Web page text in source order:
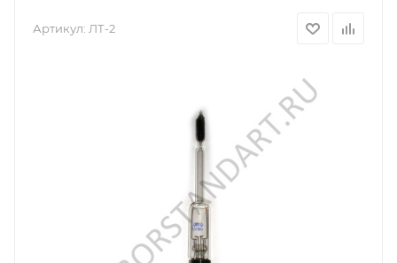
Артикул: ЛТ-2